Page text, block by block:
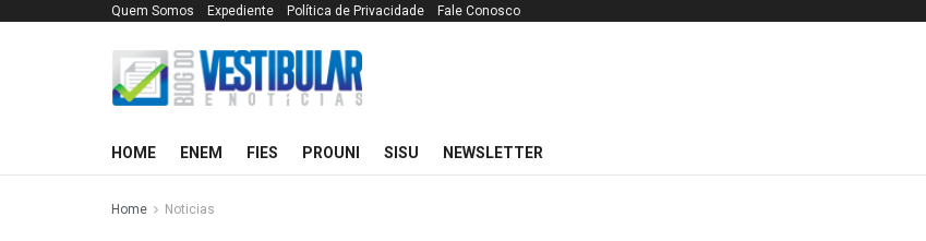
Quem Somos Expediente Política de Privacidade Fale Conosco
HOME ENEM FIES PROUNI SISU NEWSLETTER
Home Noticias